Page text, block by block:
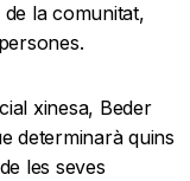
la comunitat,
xinesa, Beder
determinarà quins
les seves